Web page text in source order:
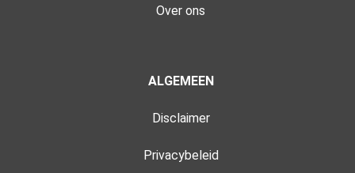
Over ons
ALGEMEEN
Disclaimer
Privacybeleid